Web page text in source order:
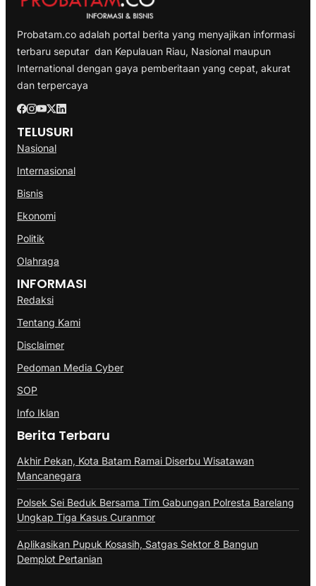
Probatam.co adalah portal berita yang menyajikan informasi
terbaru seputar dan Kepulauan Riau, Nasional maupun
International dengan gaya pemberitaan yang cepat, akurat
dan terpercaya
TELUSURI
Nasional
Internasional
Bisnis
Ekonomi
Politik
Olahraga
INFORMASI
Redaksi
Tentang Kami
Disclaimer
Pedoman Media Cyber
SOP
Info Iklan
Berita Terbaru
Akhir Pekan, Kota Batam Ramai Diserbu Wisatawan
Mancanegara
Polsek Sei Beduk Bersama Tim Gabungan Polresta Barelang
Ungkap Tiga Kasus Curanmor
Aplikasikan Pupuk Kosasih, Satgas Sektor 8 Bangun
Demplot Pertanian